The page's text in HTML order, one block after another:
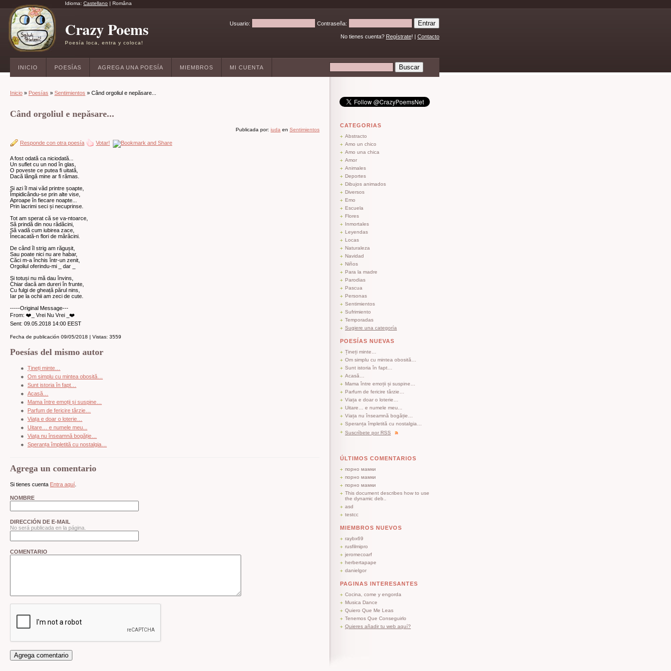
Idioma: Castellano | Româna
Crazy Poems
Poesía loca, entra y coloca!
Usuario: Contraseña:
No tienes cuenta? Regístrate! | Contacto
INICIO POESÍAS AGREGA UNA POESÍA MIEMBROS MI CUENTA
Inicio » Poesías » Sentimientos » Când orgoliul e nepăsare...
Când orgoliul e nepăsare...
Publicada por: iuda en Sentimientos
Responde con otra poesía Votar!
A fost odată ca niciodată...
Un suflet cu un nod în glas,
O poveste ce putea fi uitată,
Dacă lângă mine ar fi rămas.
Și azi îl mai văd printre șoapte,
Împidicându-se prin alte vise,
Aproape în fiecare noapte...
Prin lacrimi seci și necuprinse.
Tot am sperat că se va-ntoarce,
Să prindă din nou rădăcini,
Să vadă cum iubirea zace,
Înecacată-n flori de mărăcini.
De când îl strig am răgușit,
Sau poate nici nu are habar,
Căci m-a închis într-un zenit,
Orgoliul oferindu-mi _ dar _
Și totuși nu mă dau învins,
Chiar dacă am dureri în frunte,
Cu fulgi de gheață părul nins,
Iar pe la ochii am zeci de cute.
-----Original Message---
From: ❤️_ Vrei Nu Vrei _❤️
Sent: 09.05.2018 14:00 EEST
Fecha de publicación 09/05/2018 | Vistas: 3559
Poesías del mismo autor
Țineți minte…
Om simplu cu mintea obosită…
Sunt istoria în fapt…
Acasă…
Mama între emoții și suspine…
Parfum de fericire târzie…
Viața e doar o loterie…
Uitare… e numele meu...
Viața nu înseamnă bogăție…
Speranța împletită cu nostalgia…
Agrega un comentario
Si tienes cuenta Entra aquí
NOMBRE
DIRECCIÓN DE E-MAIL
No será publicada en la página.
COMENTARIO
CATEGORIAS
Abstracto
Amo un chico
Amo una chica
Amor
Animales
Deportes
Dibujos animados
Diversos
Emo
Escuela
Flores
Inmortales
Leyendas
Locas
Naturaleza
Navidad
Niños
Para la madre
Parodias
Pascua
Personas
Sentimientos
Sufrimiento
Temporadas
Sugiere una categoría
POESÍAS NUEVAS
Țineți minte…
Om simplu cu mintea obosită…
Sunt istoria în fapt…
Acasă…
Mama între emoții și suspine…
Parfum de fericire târzie…
Viața e doar o loterie…
Uitare… e numele meu...
Viața nu înseamnă bogăție…
Speranța împletită cu nostalgia…
Suscríbete por RSS
ÚLTIMOS COMENTARIOS
порно мамки
порно мамки
порно мамки
This document describes how to use
the dynamic deb..
asd
testcc
MIEMBROS NUEVOS
raybx69
rusfilmipro
jeromecoarf
herbertapape
danielgor
PAGINAS INTERESANTES
Cocina, come y engorda
Musica Dance
Quiero Que Me Leas
Tenemos Que Conseguirlo
Quieres añadir tu web aquí?